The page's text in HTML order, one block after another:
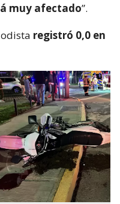
muy afectado”.
registró 0,0 en